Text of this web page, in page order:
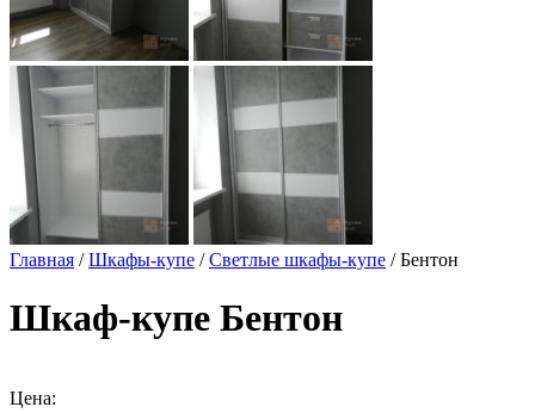
Главная /Шкафы-купе /Светлые шкафы-купе / Бентон
Шкаф-купе Бентон
Цена: